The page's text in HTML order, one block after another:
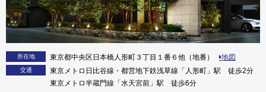
所在地 東京都中央区日本橋人形町３丁目１番６他（地番） 地図
交通
東京メトロ日比谷線・都営地下鉄浅草線「人形町」駅 徒歩2分
東京メトロ半蔵門線「水天宮前」駅 徒歩6分